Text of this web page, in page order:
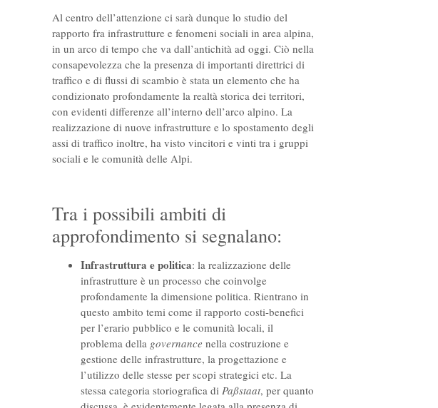
Al centro dell’attenzione ci sarà dunque lo studio del
rapporto fra infrastrutture e fenomeni sociali in area alpina,
in un arco di tempo che va dall’antichità ad oggi. Ciò nella
consapevolezza che la presenza di importanti direttrici di
traffico e di flussi di scambio è stata un elemento che ha
condizionato profondamente la realtà storica dei territori,
con evidenti differenze all’interno dell’arco alpino. La
realizzazione di nuove infrastrutture e lo spostamento degli
assi di traffico inoltre, ha visto vincitori e vinti tra i gruppi
sociali e le comunità delle Alpi.
Tra i possibili ambiti di
approfondimento si segnalano:
Infrastruttura e politica: la realizzazione delle
infrastrutture è un processo che coinvolge
profondamente la dimensione politica. Rientrano in
questo ambito temi come il rapporto costi-benefici
per l’erario pubblico e le comunità locali, il
problema della governance nella costruzione e
gestione delle infrastrutture, la progettazione e
l’utilizzo delle stesse per scopi strategici etc. La
stessa categoria storiografica di Paßstaat, per quanto